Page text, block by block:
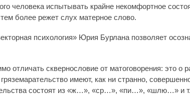
человека испытывать крайне некомфортное
более режет слух матерное слово.
психология» Юрия Бурлана позволяет
отличать сквернословие от матоговорения: это о
имеют, как ни странно,
состоят из «ж…», «ср…», «пи…», «шлю…» и